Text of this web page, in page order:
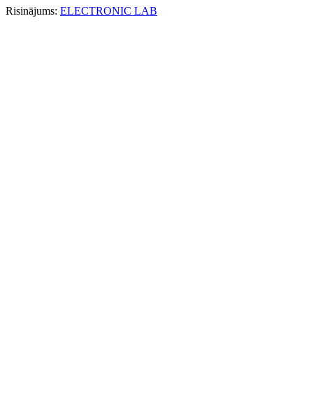
Risinājums: ELECTRONIC LAB